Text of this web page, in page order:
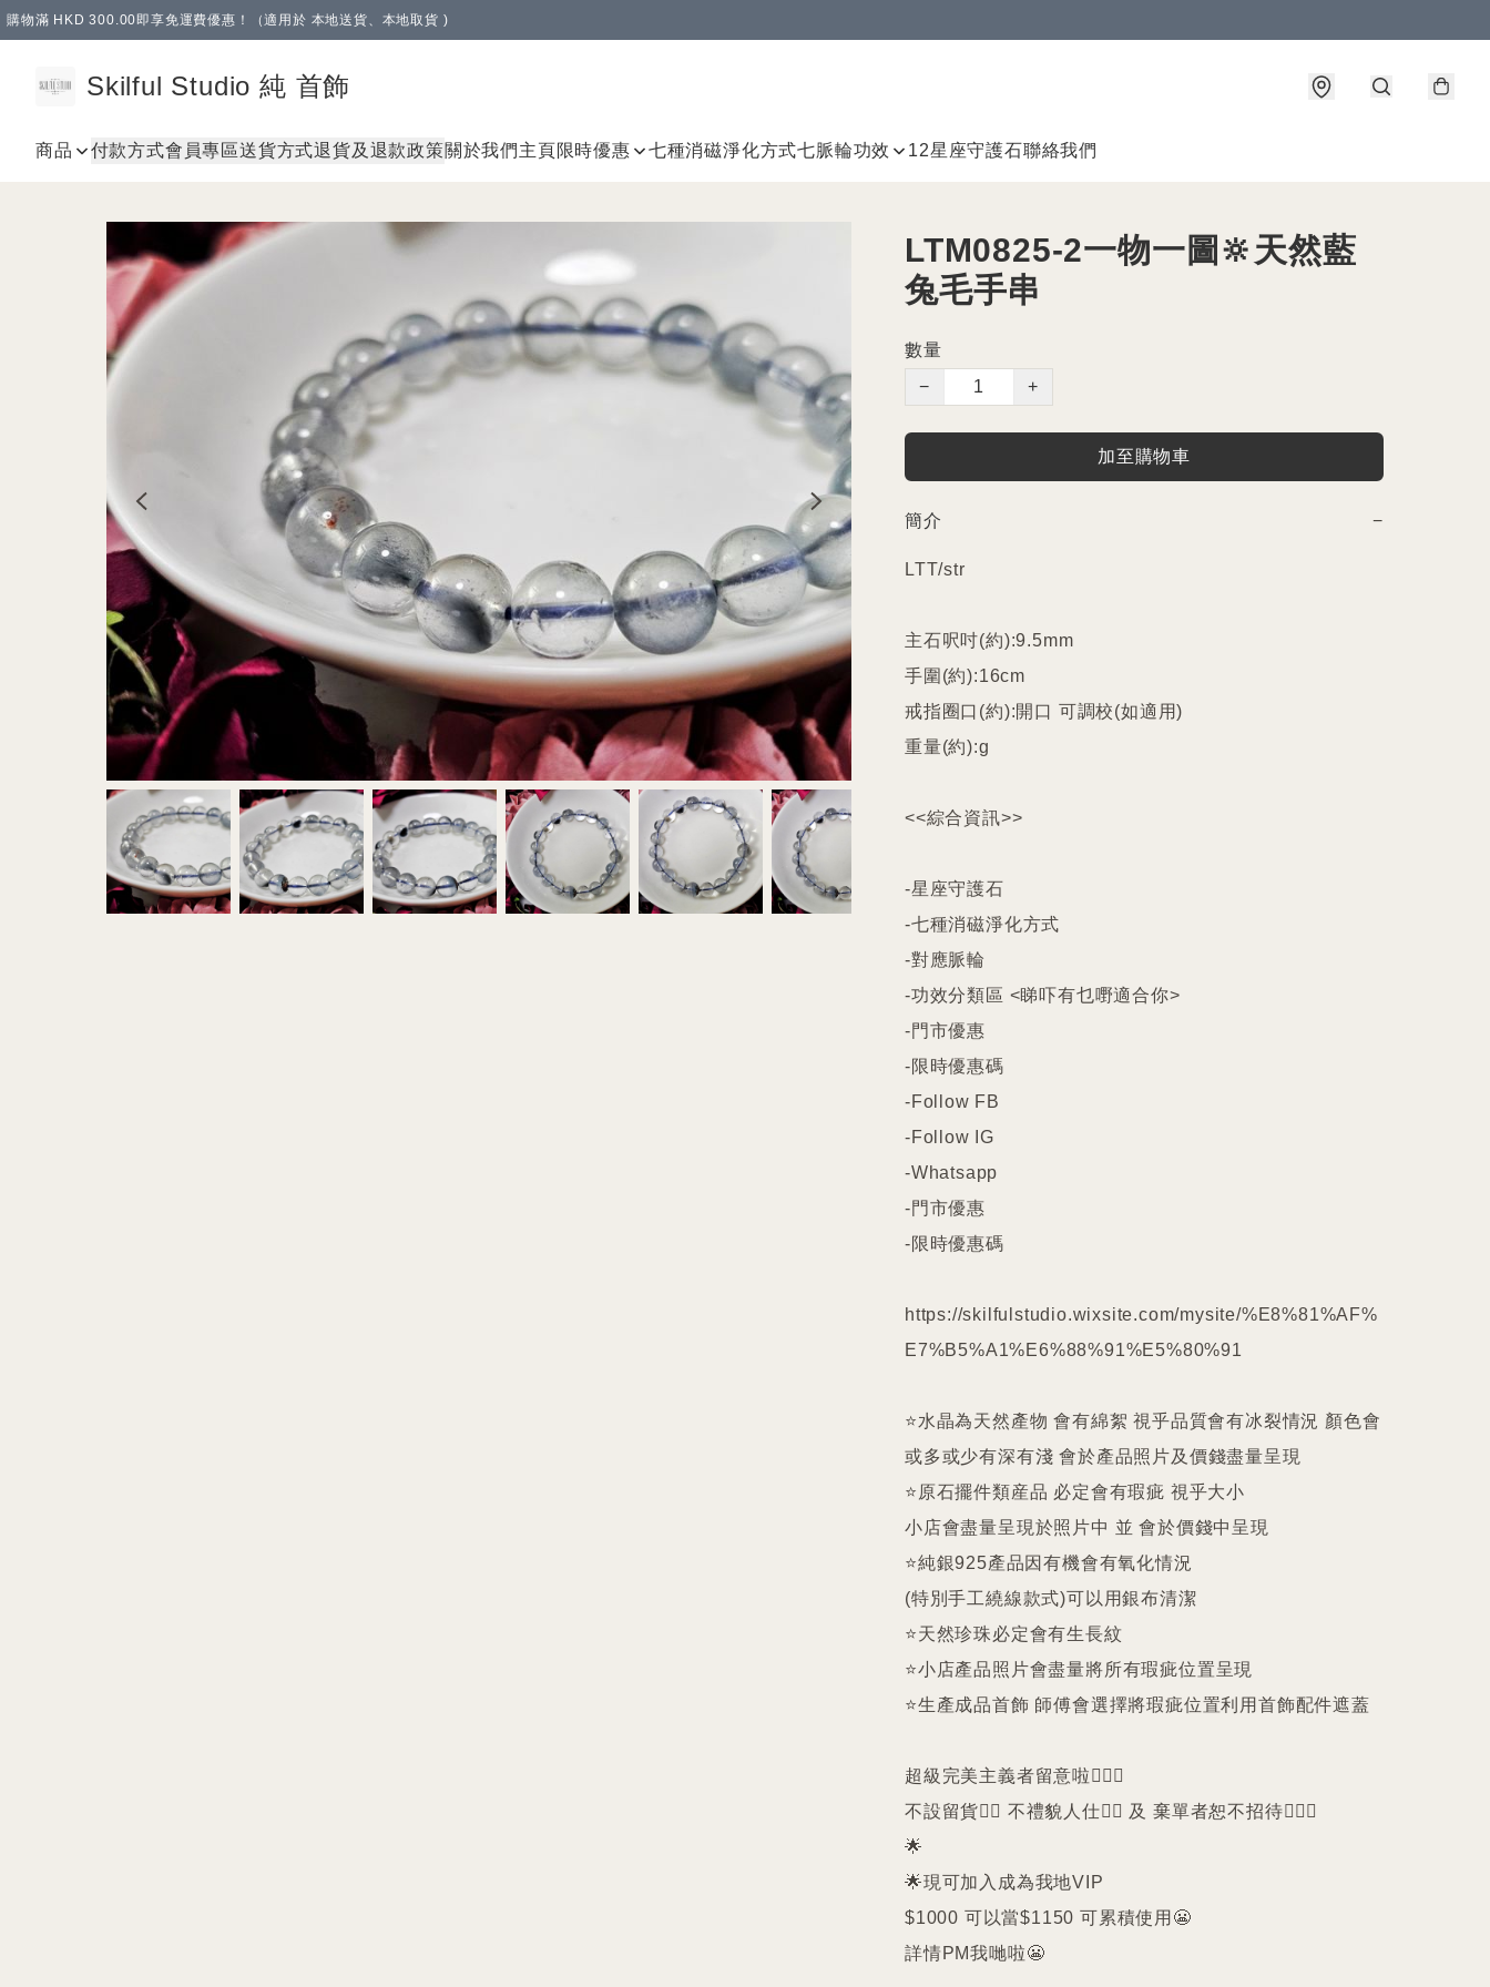
購物滿 HKD 300.00即享免運費優惠！（適用於 本地送貨、本地取貨 )
Skilful Studio 純 首飾
商品 付款方式會員專區送貨方式退貨及退款政策關於我們 主頁限時優惠 七種消磁淨化方式七脈輪功效 12星座守護石聯絡我們
LTM0825-2一物一圖🔆天然藍
兔毛手串
數量
−
+
加至購物車
簡介 −
LTT/str
主石呎吋(約):9.5mm
手圍(約):16cm
戒指圈口(約):開口 可調校(如適用)
重量(約):g
<<綜合資訊>>
-星座守護石
-七種消磁淨化方式
-對應脈輪
-功效分類區 <睇吓有乜嘢適合你>
-門市優惠
-限時優惠碼
-Follow FB
-Follow IG
-Whatsapp
-門市優惠
-限時優惠碼
https://skilfulstudio.wixsite.com/mysite/%E8%81%AF%
E7%B5%A1%E6%88%91%E5%80%91
⭐️水晶為天然產物 會有綿絮 視乎品質會有冰裂情況 顏色會
或多或少有深有淺 會於產品照片及價錢盡量呈現
⭐️原石擺件類産品 必定會有瑕疵 視乎大小
小店會盡量呈現於照片中 並 會於價錢中呈現
⭐️純銀925產品因有機會有氧化情況
(特別手工繞線款式)可以用銀布清潔
⭐️天然珍珠必定會有生長紋
⭐️小店產品照片會盡量將所有瑕疵位置呈現
⭐️生產成品首飾 師傅會選擇將瑕疵位置利用首飾配件遮蓋
超級完美主義者留意啦🙇🏻‍♀️
不設留貨🙅‍♀️ 不禮貌人仕🙅‍♀️ 及 棄單者恕不招待🙇🏻‍♀️
🌟
🌟現可加入成為我地VIP
$1000 可以當$1150 可累積使用😬
詳情PM我哋啦😬